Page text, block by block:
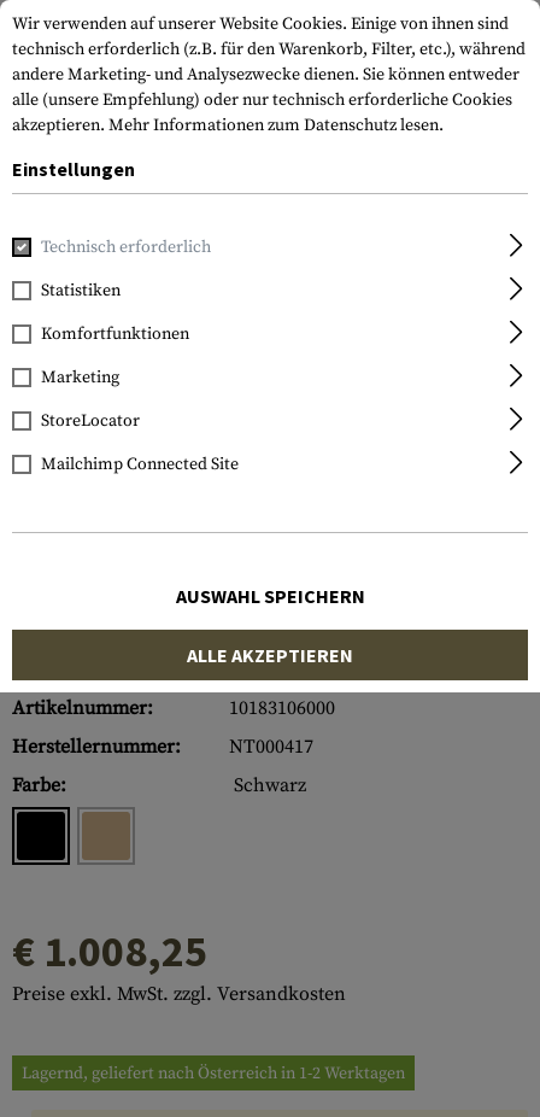
Home Waffenzubehör
EoTech
EXPS3-0
Artikelnummer:
10183106000
Herstellernummer:
NT000417
Farbe:
Schwarz
€ 1.008,25
Preise exkl. MwSt. zzgl. Versandkosten
Lagernd, geliefert nach Österreich in 1-2 Werktagen
Wir verwenden auf unserer Website Cookies. Einige von ihnen sind
technisch erforderlich (z.B. für den Warenkorb, Filter, etc.), während
andere Marketing- und Analysezwecke dienen. Sie können entweder
alle (unsere Empfehlung) oder nur technisch erforderliche Cookies
akzeptieren. Mehr Informationen zum Datenschutz lesen.
Einstellungen
Technisch erforderlich
Statistiken
Komfortfunktionen
Marketing
StoreLocator
Mailchimp Connected Site
AUSWAHL SPEICHERN
ALLE AKZEPTIEREN